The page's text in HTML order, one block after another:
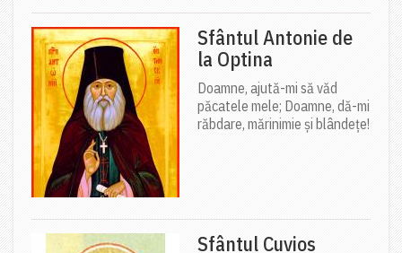
Sfântul Antonie de
la Optina
Doamne, ajută-mi să văd
păcatele mele; Doamne, dă-mi
răbdare, mărinimie şi blândeţe!
Sfântul Cuvios